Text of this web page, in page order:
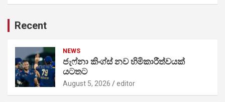
Recent
NEWS
ජැෆ්නා කිංග්ස් නව හිමිකාරීත්වයක්
යටතට
August 5, 2026 editor